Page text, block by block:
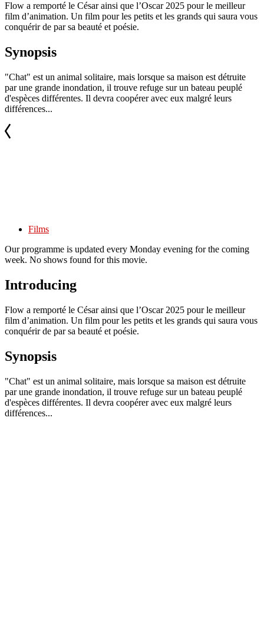
Flow a remporté le César ainsi que l’Oscar 2025 pour le meilleur
film d’animation. Un film pour les petits et les grands qui saura vous
conquérir de par sa beauté et poésie.
Synopsis
"Chat" est un animal solitaire, mais lorsque sa maison est détruite
par une grande inondation, il trouve refuge sur un bateau peuplé
d'espèces différentes. Il devra coopérer avec eux malgré leurs
différences...
Films
Our programme is updated every Monday evening for the coming
week. No shows found for this movie.
Introducing
Flow a remporté le César ainsi que l’Oscar 2025 pour le meilleur
film d’animation. Un film pour les petits et les grands qui saura vous
conquérir de par sa beauté et poésie.
Synopsis
"Chat" est un animal solitaire, mais lorsque sa maison est détruite
par une grande inondation, il trouve refuge sur un bateau peuplé
d'espèces différentes. Il devra coopérer avec eux malgré leurs
différences...